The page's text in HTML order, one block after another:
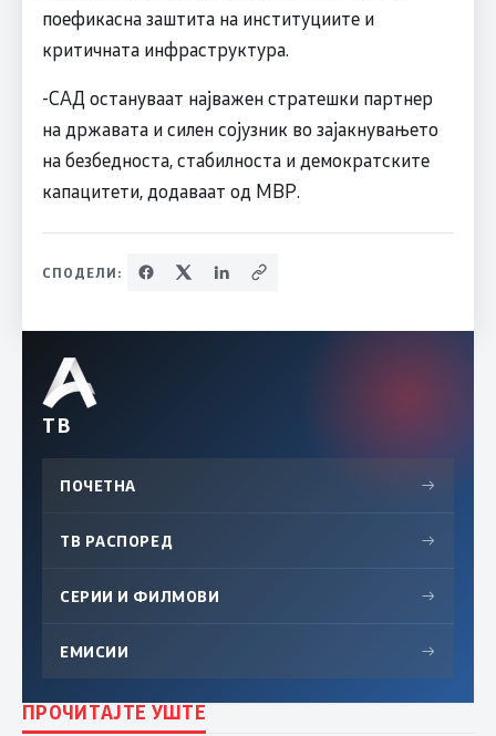
поефикасна заштита на институциите и
критичната инфраструктура.
-САД остануваат најважен стратешки партнер
на државата и силен сојузник во зајакнувањето
на безбедноста, стабилноста и демократските
капацитети, додаваат од МВР.
СПОДЕЛИ:
ТВ
ПОЧЕТНА →
ТВ РАСПОРЕД →
СЕРИИ И ФИЛМОВИ →
ЕМИСИИ →
ПРОЧИТАЈТЕ УШТЕ